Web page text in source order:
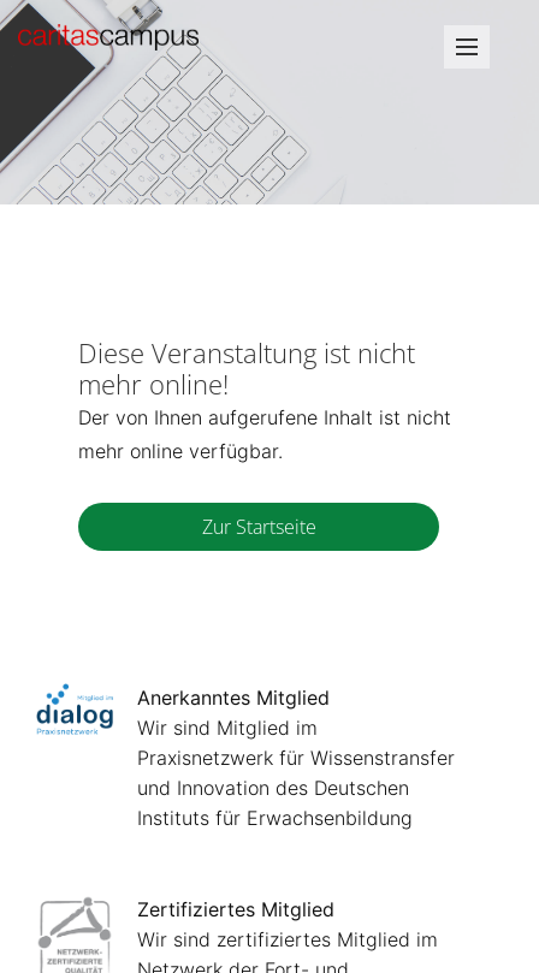
Diese Veranstaltung ist nicht
mehr online!
Der von Ihnen aufgerufene Inhalt ist nicht
mehr online verfügbar.
Zur Startseite
Anerkanntes Mitglied
Wir sind Mitglied im
Praxisnetzwerk für Wissenstransfer
und Innovation des Deutschen
Instituts für Erwachsenbildung
Zertifiziertes Mitglied
Wir sind zertifiziertes Mitglied im